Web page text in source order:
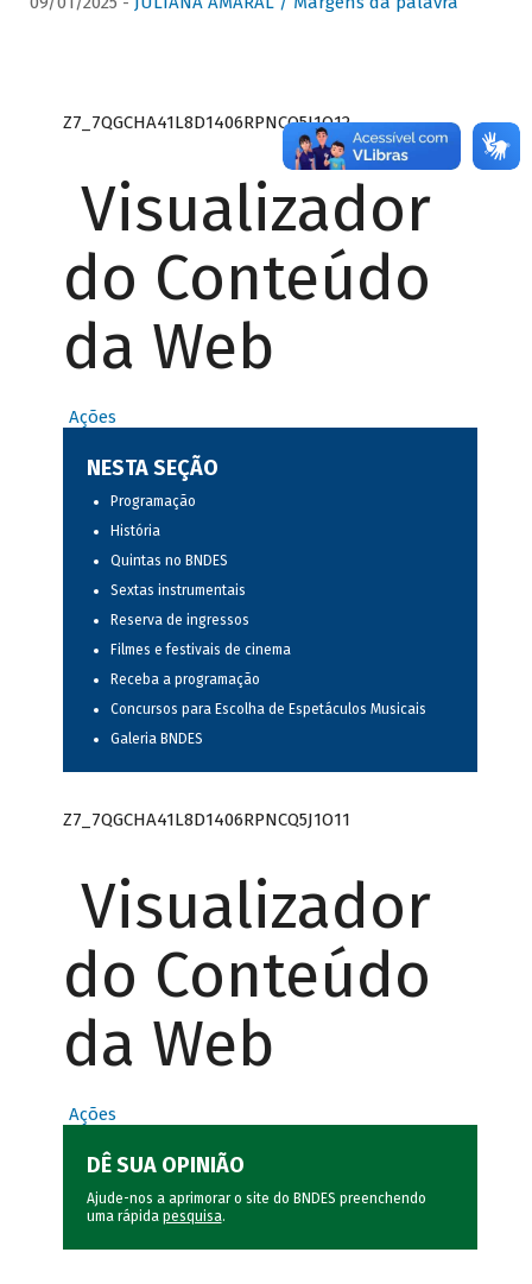
Z7_7QGCHA41L8D1406RPNCQ5J1O12
Visualizador
do Conteúdo
da Web
Ações
NESTA SEÇÃO
Programação
História
Quintas no BNDES
Sextas instrumentais
Reserva de ingressos
Filmes e festivais de cinema
Receba a programação
Concursos para Escolha de Espetáculos Musicais
Galeria BNDES
Z7_7QGCHA41L8D1406RPNCQ5J1O11
Visualizador
do Conteúdo
da Web
Ações
DÊ SUA OPINIÃO
Ajude-nos a aprimorar o site do BNDES preenchendo
uma rápida pesquisa.